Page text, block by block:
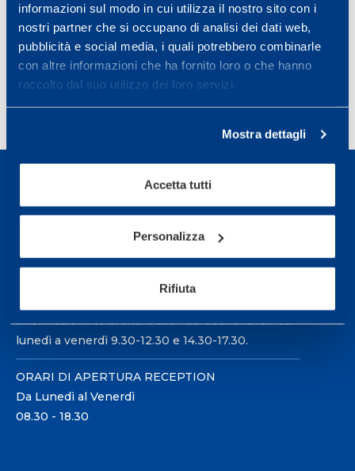
informazioni sul modo in cui utilizza il nostro sito con i
nostri partner che si occupano di analisi dei dati web,
pubblicità e social media, i quali potrebbero combinarle
con altre informazioni che ha fornito loro o che hanno
raccolto dal suo utilizzo dei loro servizi.
Mostra dettagli
Accetta tutti
Personalizza
Rifiuta
Leggi tutto
Previous page
Page
2 Page
3 Page
Sport Service Mapei S.r.l. - Via Busto Fagnano 38,
21057 Olgiate Olona (Varese) Italia.
informazioni: telefonare allo +39 0331 575757 da
lunedì a venerdì 9.30-12.30 e 14.30-17.30.
ORARI DI APERTURA RECEPTION
Da Lunedì al Venerdì
08.30 - 18.30